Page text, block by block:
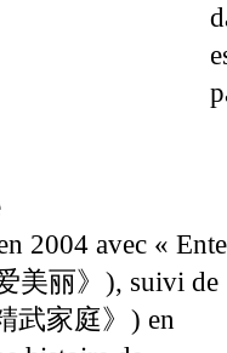
2004 avec «
美丽》 ), suivi de
武家庭》 ) en